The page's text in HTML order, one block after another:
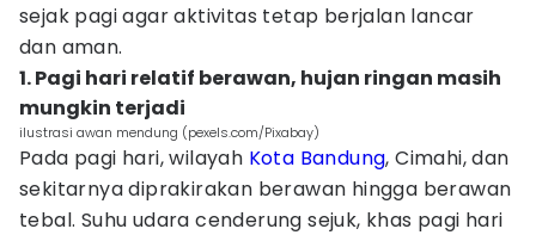
sejak pagi agar aktivitas tetap berjalan lancar
dan aman.
1. Pagi hari relatif berawan, hujan ringan masih
mungkin terjadi
ilustrasi awan mendung (pexels.com/Pixabay)
Pada pagi hari, wilayah Kota Bandung, Cimahi, dan
sekitarnya diprakirakan berawan hingga berawan
tebal. Suhu udara cenderung sejuk, khas pagi hari